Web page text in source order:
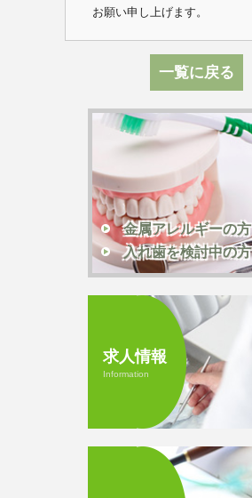
お願い申し上げます。
一覧に戻る
金属アレルギーの方
入れ歯を検討中の方
求人情報
Information